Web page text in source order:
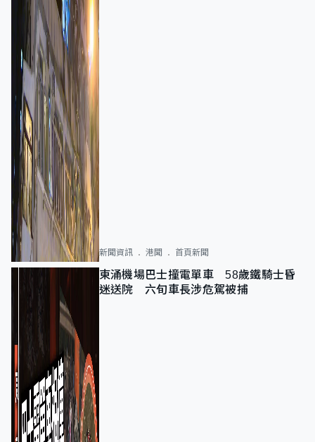
新聞資訊 港聞 首頁新聞
東涌機場巴士撞電單車 58歲鐵騎士昏
迷送院 六旬車長涉危駕被捕